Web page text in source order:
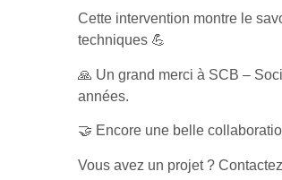
Cette intervention montre le
techniques 💪
🙏 Un grand merci à SCB –
années.
🤝 Encore une belle
Vous avez un projet ?